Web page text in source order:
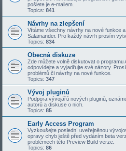
pošlete je e-mailem.
Topics: 841
Návrhy na zlepšení
Vítáme všechny návrhy na nové funkce
Salamander. Pro každý návrh prosím
Topics: 834
Obecná diskuze
Zde můžete volně diskutovat o programu
odpovídejte a vyjadřujte své názory.
problémů či návrhy na nové funkce.
Topics: 347
Vývoj pluginů
Podpora vývojářů nových pluginů,
autorů a diskuse o nich.
Topics: 85
Early Access Program
Vyzkoušejte poslední uveřejněnou
opravy chyb ještě před vydáním beta
problémech této Preview Build verze.
Topics: 86